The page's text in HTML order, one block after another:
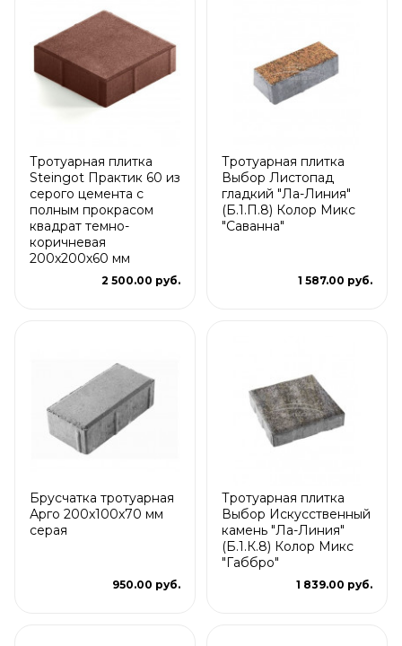
Тротуарная плитка
Steingot Практик 60 из
серого цемента с
полным прокрасом
квадрат темно-
коричневая
200х200х60 мм
2 500.00 руб.
Тротуарная плитка
Выбор Листопад
гладкий "Ла-Линия"
(Б.1.П.8) Колор Микс
"Саванна"
1 587.00 руб.
Брусчатка тротуарная
Арго 200x100x70 мм
серая
950.00 руб.
Тротуарная плитка
Выбор Искусственный
камень "Ла-Линия"
(Б.1.К.8) Колор Микс
"Габбро"
1 839.00 руб.